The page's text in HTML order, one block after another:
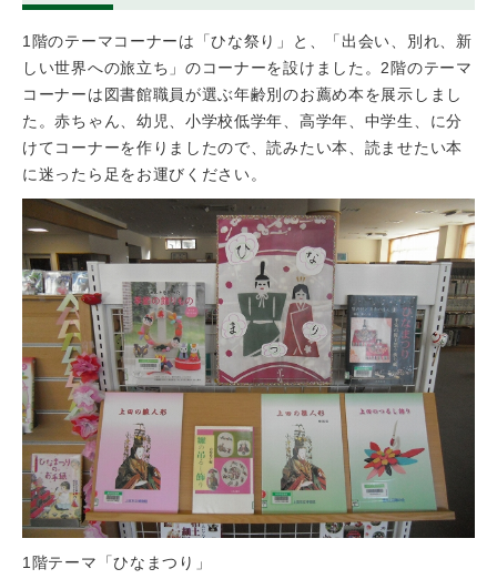
1階のテーマコーナーは「ひな祭り」と、「出会い、別れ、新
しい世界への旅立ち」のコーナーを設けました。2階のテーマ
コーナーは図書館職員が選ぶ年齢別のお薦め本を展示しまし
た。赤ちゃん、幼児、小学校低学年、高学年、中学生、に分
けてコーナーを作りましたので、読みたい本、読ませたい本
に迷ったら足をお運びください。
1階テーマ「ひなまつり」